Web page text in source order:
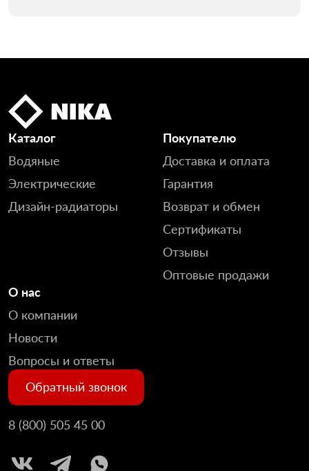
Каталог
Водяные
Электрические
Дизайн-радиаторы
Покупателю
Доставка и оплата
Гарантия
Возврат и обмен
Сертификаты
Отзывы
Оптовые продажи
О нас
О компании
Новости
Вопросы и ответы
Обратный звонок
8 (800) 505 45 00